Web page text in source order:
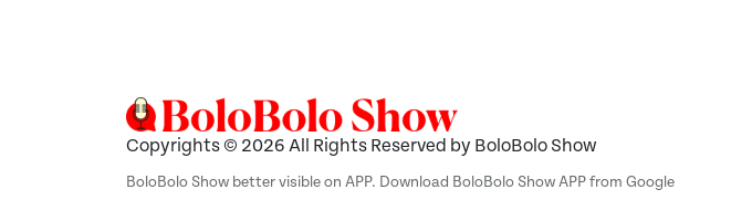
Copyrights © 2026 All Rights Reserved by BoloBolo Show
BoloBolo Show better visible on APP. Download BoloBolo Show APP from Google